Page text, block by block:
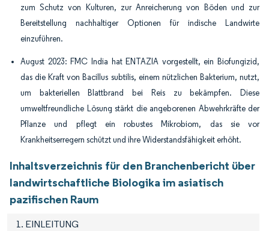
zum Schutz von Kulturen, zur Anreicherung von Böden und zur
Bereitstellung nachhaltiger Optionen für indische Landwirte
einzuführen.
August 2023: FMC India hat ENTAZIA vorgestellt, ein Biofungizid,
das die Kraft von Bacillus subtilis, einem nützlichen Bakterium, nutzt,
um bakteriellen Blattbrand bei Reis zu bekämpfen. Diese
umweltfreundliche Lösung stärkt die angeborenen Abwehrkräfte der
Pflanze und pflegt ein robustes Mikrobiom, das sie vor
Krankheitserregern schützt und ihre Widerstandsfähigkeit erhöht.
Inhaltsverzeichnis für den Branchenbericht über
landwirtschaftliche Biologika im asiatisch
pazifischen Raum
1. EINLEITUNG